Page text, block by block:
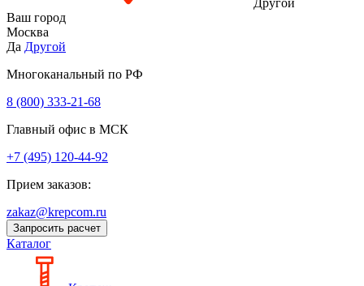
Другой
Ваш город
Москва
Да Другой
Многоканальный по РФ
8 (800) 333‑21-68
Главный офис в МСК
+7 (495) 120-44-92
Прием заказов:
zakaz@krepcom.ru
Запросить расчет
Каталог